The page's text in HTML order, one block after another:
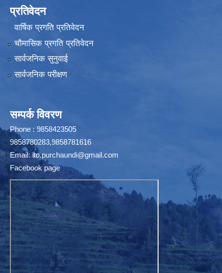
प्रतिवेदन
वार्षिक प्रगति प्रतिवेदन
चौमासिक प्रगति प्रतिवेदन
सार्वजनिक सुनुवाई
सार्वजनिक परीक्षण
सम्पर्क विवरण
Phone : 9858423505
9858780283,9858781616
Email:ito.purchaundi@gmail.com
Facebook page